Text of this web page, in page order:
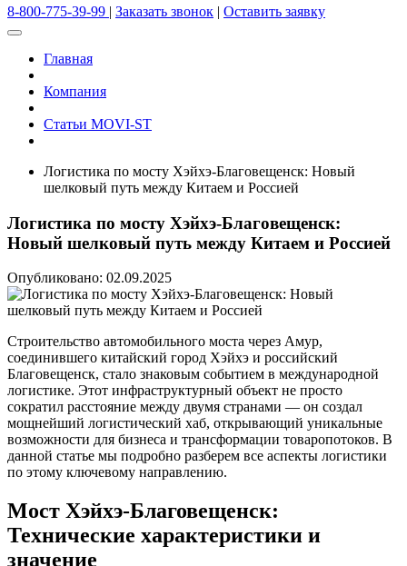
8-800-775-39-99 | Заказать звонок | Оставить заявку
Главная
Компания
Статьи MOVI-ST
Логистика по мосту Хэйхэ-Благовещенск: Новый
шелковый путь между Китаем и Россией
Логистика по мосту Хэйхэ-Благовещенск:
Новый шелковый путь между Китаем и Россией
Опубликовано: 02.09.2025
Строительство автомобильного моста через Амур,
соединившего китайский город Хэйхэ и российский
Благовещенск, стало знаковым событием в международной
логистике. Этот инфраструктурный объект не просто
сократил расстояние между двумя странами — он создал
мощнейший логистический хаб, открывающий уникальные
возможности для бизнеса и трансформации товаропотоков. В
данной статье мы подробно разберем все аспекты логистики
по этому ключевому направлению.
Мост Хэйхэ-Благовещенск:
Технические характеристики и
значение